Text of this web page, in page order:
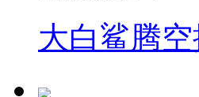
大白鲨腾